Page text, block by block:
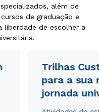
além de
de graduação e
liberdade de escolher a
Trilhas
para a sua
jornada
Privacidade.e
para o
do Sul.